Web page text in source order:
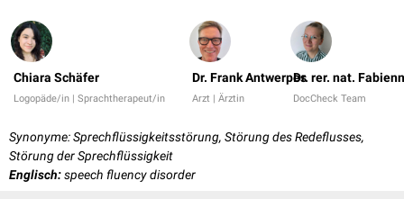
Chiara Schäfer
Logopäde/in | Sprachtherapeut/in
Dr. Frank Antwerpes
Arzt | Ärztin
Dr. rer. nat.
DocCheck Team
Synonyme: Sprechflüssigkeitsstörung, Störung des Redeflusses,
Störung der Sprechflüssigkeit
Englisch:speech fluency disorder